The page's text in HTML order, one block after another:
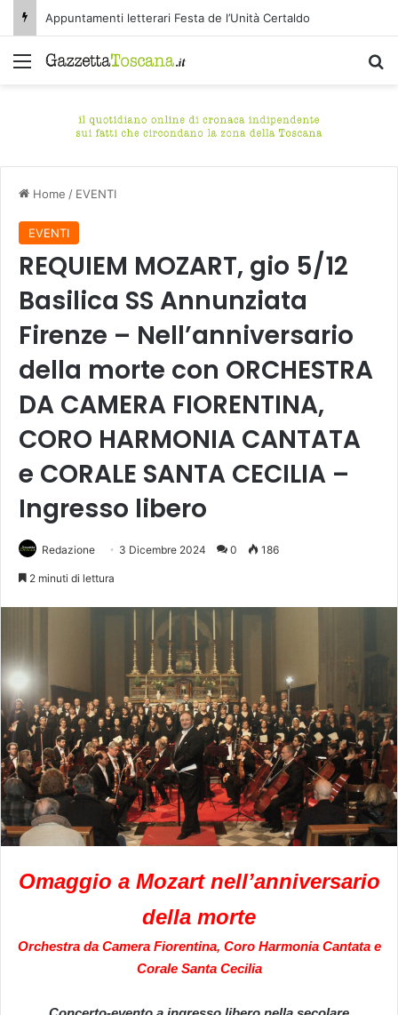
Appuntamenti letterari Festa de l’Unità Certaldo
Menu
Home / EVENTI
EVENTI
REQUIEM MOZART, gio 5/12
Basilica SS Annunziata
Firenze – Nell’anniversario
della morte con ORCHESTRA
DA CAMERA FIORENTINA,
CORO HARMONIA CANTATA
e CORALE SANTA CECILIA –
Ingresso libero
Redazione 3 Dicembre 2024 0 186
2 minuti di lettura
Omaggio a Mozart nell’anniversario
della morte
Orchestra da Camera Fiorentina, Coro Harmonia Cantata e
Corale Santa Cecilia